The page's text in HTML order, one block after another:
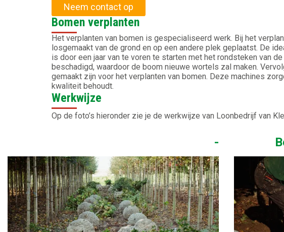
Neem contact op
Bomen verplanten
Het verplanten van bomen is gespecialiseerd werk. Bij het
losgemaakt van de grond en op een andere plek geplaatst. De
is door een jaar van te voren te starten met het rondsteken van
beschadigd, waardoor de boom nieuwe wortels zal maken.
gemaakt zijn voor het verplanten van bomen. Deze machines
kwaliteit behoudt.
Werkwijze
Op de foto’s hieronder zie je de werkwijze van Loonbedrijf van
-